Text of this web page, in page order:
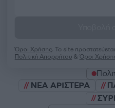
Όροι Χρήσης. Το site
Πολιτική Απορρήτου &Όροι
ΝΕΑ ΑΡΙΣΤΕΡΑ